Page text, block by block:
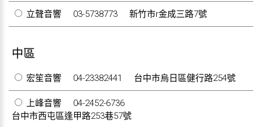
立聲音響 03-5738773 新竹市r金成三路7號
中區
宏笙音響 04-23382441 台中市烏日區健行路254號
上峰音響
04-2452-6736
台中市西屯區逢甲路253巷57號